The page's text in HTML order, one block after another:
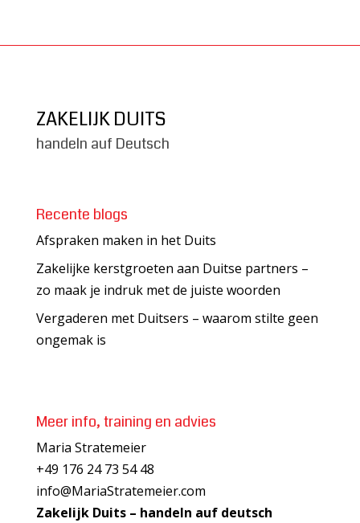
ZAKELIJK DUITS
handeln auf Deutsch
Recente blogs
Afspraken maken in het Duits
Zakelijke kerstgroeten aan Duitse partners –
zo maak je indruk met de juiste woorden
Vergaderen met Duitsers – waarom stilte geen
ongemak is
Meer info, training en advies
Maria Stratemeier
+49 176 24 73 54 48
info@MariaStratemeier.com
Zakelijk Duits – handeln auf deutsch